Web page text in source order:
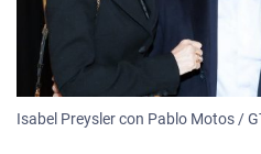
Isabel Preysler con Pablo Motos /